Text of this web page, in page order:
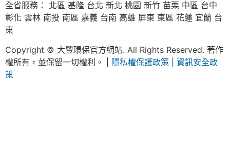
全省服務： 北區 基隆 台北 新北 桃園 新竹 苗栗 中區 台中
彰化 雲林 南投 南區 嘉義 台南 高雄 屏東 東區 花蓮 宜蘭 台
東
Copyright © 大豐環保官方網站. All Rights Reserved. 著作
權所有，並保留一切權利。 | 隱私權保護政策
資訊安全政
策